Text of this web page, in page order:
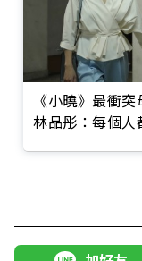
《小曉》最衝
林品彤：每個人